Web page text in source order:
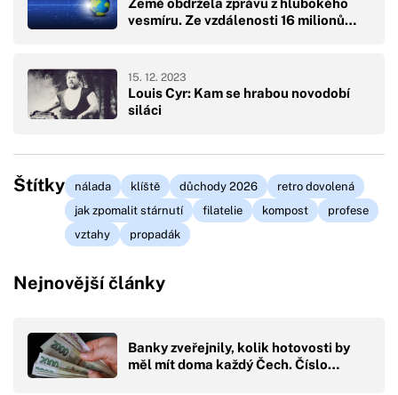
vesmíru. Ze vzdálenosti 16 milionů…
Louis Cyr: Kam se hrabou novodobí
siláci
15. 12. 2023
Štítky nálada klíště důchody 2026
retro dovolená
jak zpomalit stárnutí
filatelie kompost
profese
vztahy
propadák
Nejnovější články
Banky zveřejnily, kolik hotovosti by
měl mít doma každý Čech. Číslo…